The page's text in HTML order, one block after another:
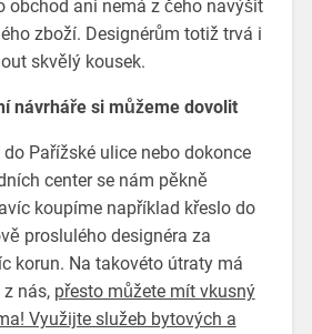
obchod ani nemá z čeho navýšit
zboží. Designérům totiž trvá i
skvělý kousek.
návrháře si můžeme dovolit
Pařížské ulice nebo dokonce
center se nám pěkně
koupíme například křeslo do
proslulého designéra za
korun. Na takovéto útraty má
nás, přesto můžete mít vkusný
Využijte služeb bytových a